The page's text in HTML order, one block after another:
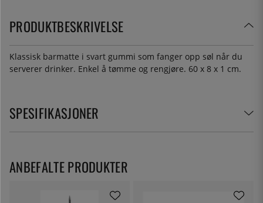
PRODUKTBESKRIVELSE
Klassisk barmatte i svart gummi som fanger opp søl når du
serverer drinker. Enkel å tømme og rengjøre. 60 x 8 x 1 cm.
SPESIFIKASJONER
ANBEFALTE PRODUKTER